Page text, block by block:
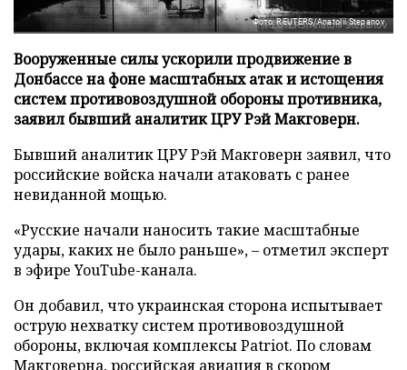
Фото: REUTERS/Anatolii Stepanov
Вооруженные силы ускорили продвижение в
Донбассе на фоне масштабных атак и истощения
систем противовоздушной обороны противника,
заявил бывший аналитик ЦРУ Рэй Макговерн.
Бывший аналитик ЦРУ Рэй Макговерн заявил, что
российские войска начали атаковать с ранее
невиданной мощью.
«Русские начали наносить такие масштабные
удары, каких не было раньше», – отметил эксперт
в эфире YouTube-канала.
Он добавил, что украинская сторона испытывает
острую нехватку систем противовоздушной
обороны, включая комплексы Patriot. По словам
Макговерна, российская авиация в скором